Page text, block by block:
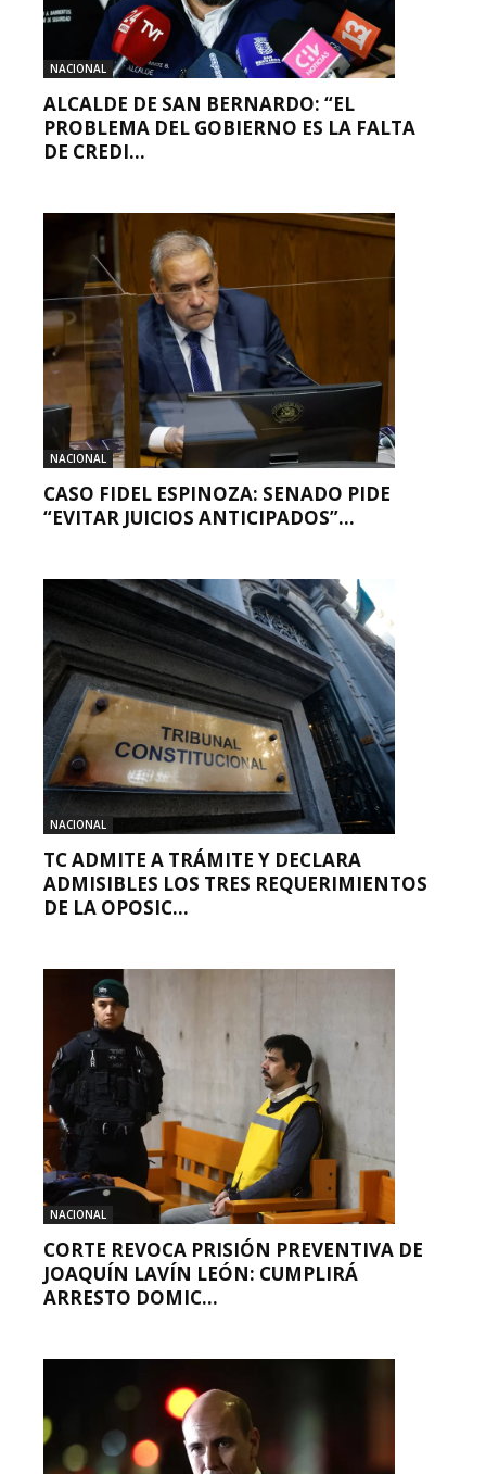
NACIONAL
ALCALDE DE SAN BERNARDO: “EL
PROBLEMA DEL GOBIERNO ES LA FALTA
DE CREDI...
NACIONAL
CASO FIDEL ESPINOZA: SENADO PIDE
“EVITAR JUICIOS ANTICIPADOS”...
NACIONAL
TC ADMITE A TRÁMITE Y DECLARA
ADMISIBLES LOS TRES REQUERIMIENTOS
DE LA OPOSIC...
NACIONAL
CORTE REVOCA PRISIÓN PREVENTIVA DE
JOAQUÍN LAVÍN LEÓN: CUMPLIRÁ
ARRESTO DOMIC...